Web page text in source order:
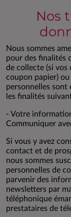
Nos
Nous sommes
pour des finalités
de collecte (si vos
coupon papier)
personnelles
les finalités
- Votre
Communiquer
Si vous y avez
contact et de
nous sommes
personnelles de
parvenir des
newsletters par
téléphonique
prestataires de